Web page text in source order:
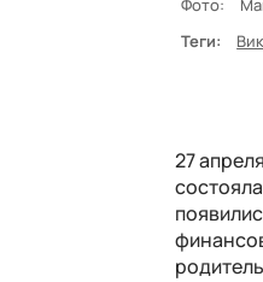
Фото:
Теги:
27